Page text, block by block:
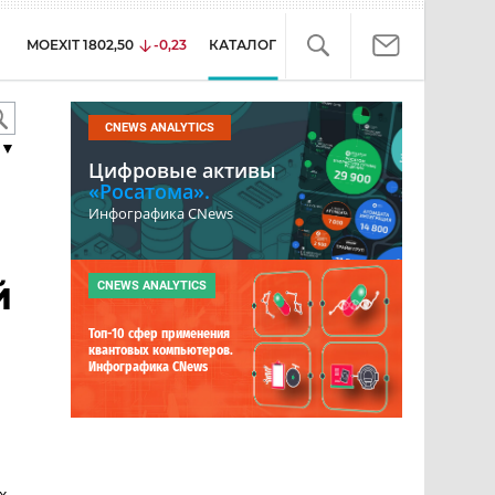
MOEXIT 1802,50 -0,23 КАТАЛОГ
CNEWS ANALYTICS
Цифровые активы
«Росатома».
Инфографика CNews
CNEWS ANALYTICS
Топ-10 сфер применения
квантовых компьютеров.
Инфографика CNews